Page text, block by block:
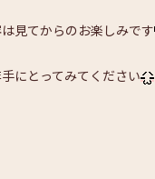
見てからのお楽しみです
にとってみてください